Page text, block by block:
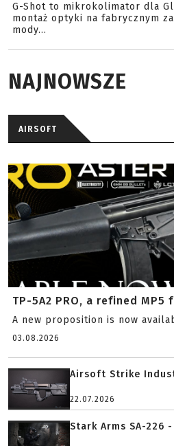
G-Shot to mikrokolimator dla
montaż optyki na fabrycznym
mody...
NAJNOWSZE
AIRSOFT
TP-5A2 PRO, a refined MP5
A new proposition is now
03.08.2026
Airsoft Strike
22.07.2026
Stark Arms SA-